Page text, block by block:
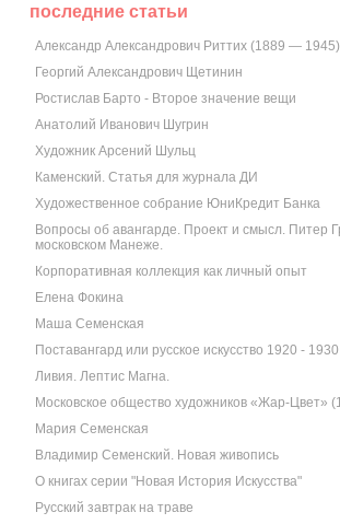
последние статьи
Александр Александрович Риттих (1889 —
Георгий Александрович Щетинин
Ростислав Барто - Второе значение вещи
Анатолий Иванович Шугрин
Художник Арсений Шульц
Каменский. Статья для журнала ДИ
Художественное собрание ЮниКредит Банка
Вопросы об авангарде. Проект и смысл. Питер
московском Манеже.
Корпоративная коллекция как личный опыт
Елена Фокина
Маша Семенская
Поставангард или русское искусство 1920 -
Ливия. Лептис Магна.
Московское общество художников «Жар-Цвет»
Мария Семенская
Владимир Семенский. Новая живопись
О книгах серии "Новая История Искусства"
Русский завтрак на траве